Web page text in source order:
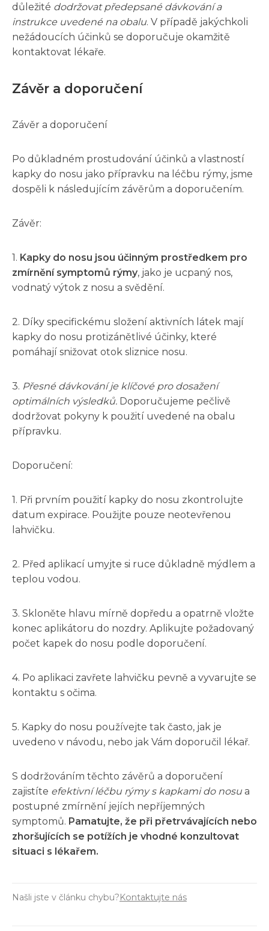
důležité dodržovat předepsané dávkování a
instrukce uvedené na obalu. V případě jakýchkoli
nežádoucích účinků se doporučuje okamžitě
kontaktovat lékaře.
Závěr a doporučení
Závěr a doporučení
Po důkladném prostudování účinků a vlastností
kapky do nosu jako přípravku na léčbu rýmy, jsme
dospěli k následujícím závěrům a doporučením.
Závěr:
1. Kapky do nosu jsou účinným prostředkem pro
zmírnění symptomů rýmy, jako je ucpaný nos,
vodnatý výtok z nosu a svědění.
2. Díky specifickému složení aktivních látek mají
kapky do nosu protizánětlivé účinky, které
pomáhají snižovat otok sliznice nosu.
3. Přesné dávkování je klíčové pro dosažení
optimálních výsledků. Doporučujeme pečlivě
dodržovat pokyny k použití uvedené na obalu
přípravku.
Doporučení:
1. Při prvním použití kapky do nosu zkontrolujte
datum expirace. Použijte pouze neotevřenou
lahvičku.
2. Před aplikací umyjte si ruce důkladně mýdlem a
teplou vodou.
3. Skloněte hlavu mírně dopředu a opatrně vložte
konec aplikátoru do nozdry. Aplikujte požadovaný
počet kapek do nosu podle doporučení.
4. Po aplikaci zavřete lahvičku pevně a vyvarujte se
kontaktu s očima.
5. Kapky do nosu používejte tak často, jak je
uvedeno v návodu, nebo jak Vám doporučil lékař.
S dodržováním těchto závěrů a doporučení
zajistíte efektivní léčbu rýmy s kapkami do nosu a
postupné zmírnění jejích nepříjemných
symptomů. Pamatujte, že při přetrvávajících nebo
zhoršujících se potížích je vhodné konzultovat
situaci s lékařem.
Našli jste v článku chybu?Kontaktujte nás